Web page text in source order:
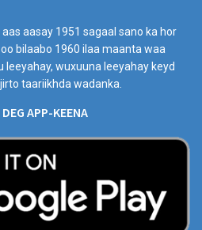
aasay 1951 sagaal sano ka hor
bilaabo 1960 ilaa maanta waa
leeyahay, wuxuuna leeyahay keyd
taariikhda wadanka.
APP-KEENA